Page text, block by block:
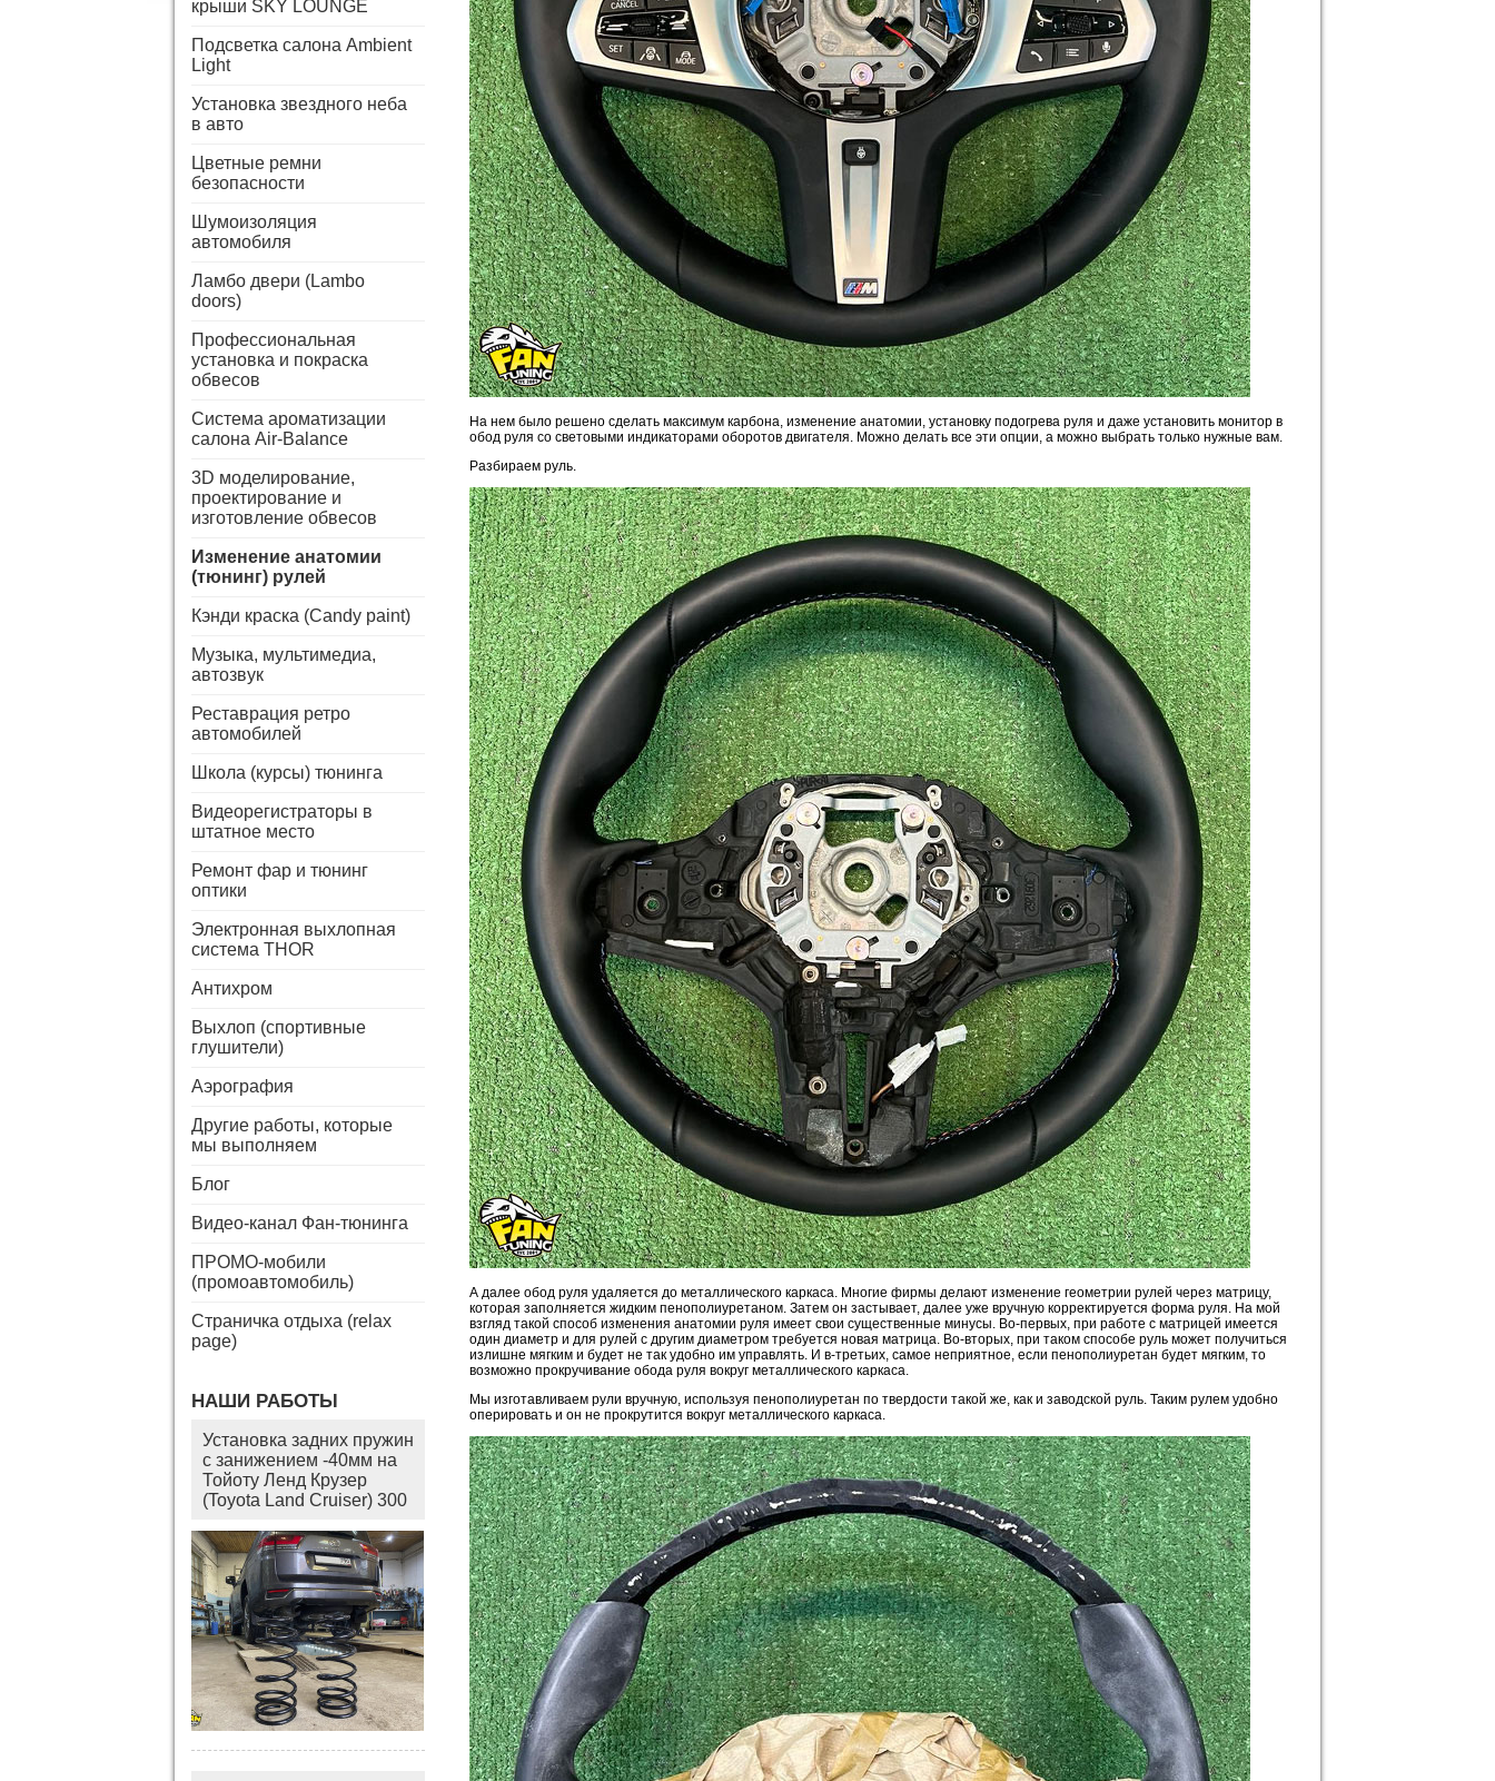
крыши SKY LOUNGE
Подсветка салона Ambient
Light
Установка звездного неба
в авто
Цветные ремни
безопасности
Шумоизоляция
автомобиля
Ламбо двери (Lambo
doors)
Профессиональная
установка и покраска
обвесов
Система ароматизации
салона Air-Balance
3D моделирование,
проектирование и
изготовление обвесов
Изменение анатомии
(тюнинг) рулей
Кэнди краска (Candy paint)
Музыка, мультимедиа,
автозвук
Реставрация ретро
автомобилей
Школа (курсы) тюнинга
Видеорегистраторы в
штатное место
Ремонт фар и тюнинг
оптики
Электронная выхлопная
система THOR
Антихром
Выхлоп (спортивные
глушители)
Аэрография
Другие работы, которые
мы выполняем
Блог
Видео-канал Фан-тюнинга
ПРОМО-мобили
(промоавтомобиль)
Страничка отдыха (relax
page)
НАШИ РАБОТЫ
Установка задних пружин
с занижением -40мм на
Тойоту Ленд Крузер
(Toyota Land Cruiser) 300
На нем было решено сделать максимум карбона, изменение анатомии, установку подогрева руля и даже установить монитор в
обод руля со световыми индикаторами оборотов двигателя. Можно делать все эти опции, а можно выбрать только нужные вам.
Разбираем руль.
А далее обод руля удаляется до металлического каркаса. Многие фирмы делают изменение геометрии рулей через матрицу,
которая заполняется жидким пенополиуретаном. Затем он застывает, далее уже вручную корректируется форма руля. На мой
взгляд такой способ изменения анатомии руля имеет свои существенные минусы. Во-первых, при работе с матрицей имеется
один диаметр и для рулей с другим диаметром требуется новая матрица. Во-вторых, при таком способе руль может получиться
излишне мягким и будет не так удобно им управлять. И в-третьих, самое неприятное, если пенополиуретан будет мягким, то
возможно прокручивание обода руля вокруг металлического каркаса.
Мы изготавливаем рули вручную, используя пенополиуретан по твердости такой же, как и заводской руль. Таким рулем удобно
оперировать и он не прокрутится вокруг металлического каркаса.